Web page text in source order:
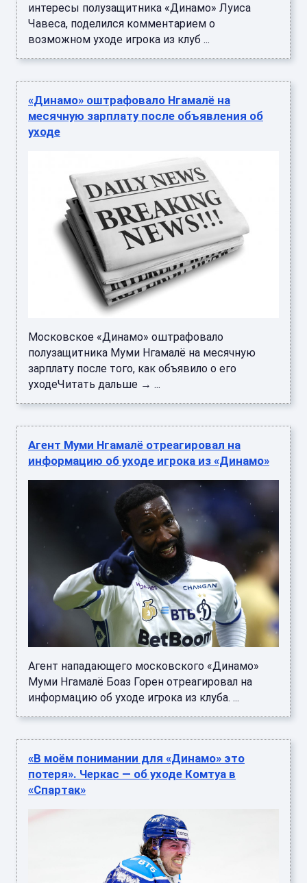
интересы полузащитника «Динамо» Луиса
Чавеса, поделился комментарием о
возможном уходе игрока из клуб ...
«Динамо» оштрафовало Нгамалё на
месячную зарплату после объявления об
уходе
Московское «Динамо» оштрафовало
полузащитника Муми Нгамалё на месячную
зарплату после того, как объявило о его
уходеЧитать дальше → ...
Агент Муми Нгамалё отреагировал на
информацию об уходе игрока из «Динамо»
Агент нападающего московского «Динамо»
Муми Нгамалё Боаз Горен отреагировал на
информацию об уходе игрока из клуба. ...
«В моём понимании для «Динамо» это
потеря». Черкас — об уходе Комтуа в
«Спартак»